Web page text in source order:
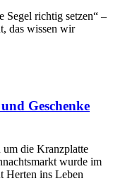
Segel richtig setzen“ –
das wissen wir
Geschenke
die Kranzplatte
wurde im
Herten ins Leben